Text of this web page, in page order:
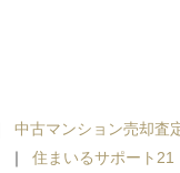
中古マンション売却査
住まいるサポート21